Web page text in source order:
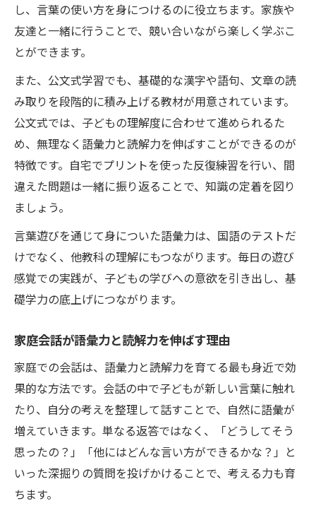
し、言葉の使い方を身につけるのに役立ちます。家族や
友達と一緒に行うことで、競い合いながら楽しく学ぶこ
とができます。
また、公文式学習でも、基礎的な漢字や語句、文章の読
み取りを段階的に積み上げる教材が用意されています。
公文式では、子どもの理解度に合わせて進められるた
め、無理なく語彙力と読解力を伸ばすことができるのが
特徴です。自宅でプリントを使った反復練習を行い、間
違えた問題は一緒に振り返ることで、知識の定着を図り
ましょう。
言葉遊びを通じて身についた語彙力は、国語のテストだ
けでなく、他教科の理解にもつながります。毎日の遊び
感覚での実践が、子どもの学びへの意欲を引き出し、基
礎学力の底上げにつながります。
家庭会話が語彙力と読解力を伸ばす理由
家庭での会話は、語彙力と読解力を育てる最も身近で効
果的な方法です。会話の中で子どもが新しい言葉に触れ
たり、自分の考えを整理して話すことで、自然に語彙が
増えていきます。単なる返答ではなく、「どうしてそう
思ったの？」「他にはどんな言い方ができるかな？」と
いった深掘りの質問を投げかけることで、考える力も育
ちます。